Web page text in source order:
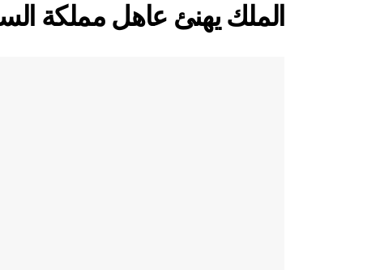
الملك يهنئ عاهل مملكة